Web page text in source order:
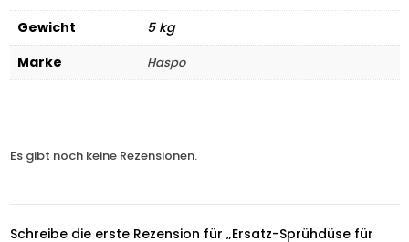
Gewicht
5 kg
Marke
Haspo
Es gibt noch keine Rezensionen.
Schreibe die erste Rezension für „Ersatz-Sprühdüse für